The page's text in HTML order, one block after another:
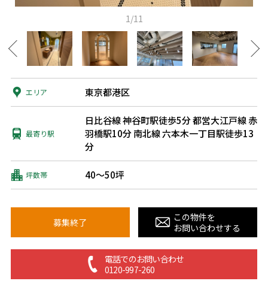
1/11
エリア 東京都港区
最寄り駅
日比谷線 神谷町駅徒歩5分都営大江戸線 赤
羽橋駅10分南北線 六本木一丁目駅徒歩13
分
坪数帯 40～50坪
募集終了
この物件を
お問い合わせする
電話でのお問い合わせ
0120-997-260